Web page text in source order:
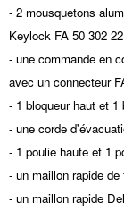
- 2 mousquetons
Keylock FA 50 302
- une commande en
avec un connecteur
- 1 bloqueur haut et 1
- une corde
- 1 poulie haute et 1
- un maillon rapide
- un maillon rapide